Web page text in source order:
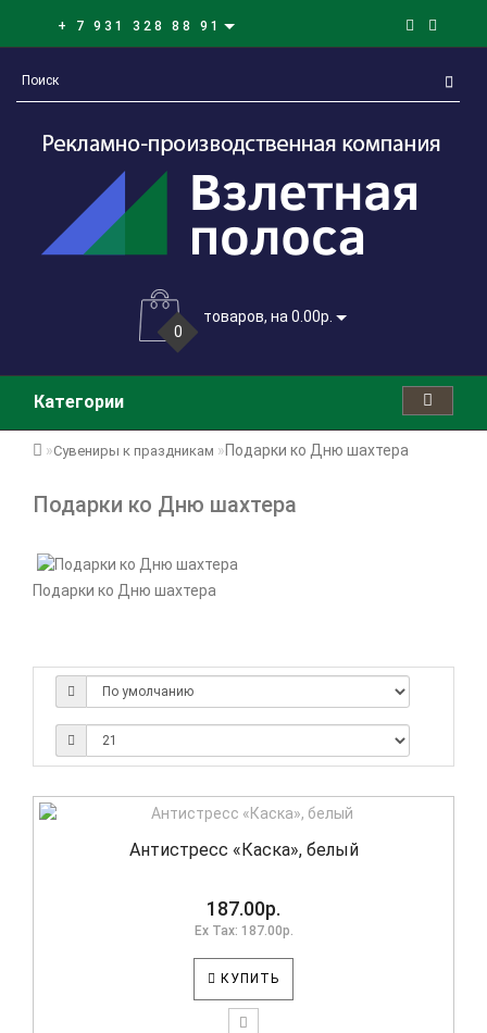
+ 7 931 328 88 91
0
товаров, на 0.00р.
Категории
Сувениры к праздникам Подарки ко Дню шахтера
Подарки ко Дню шахтера
Подарки ко Дню шахтера
Антистресс «Каска», белый
187.00р.
Ex Tax: 187.00р.
КУПИТЬ